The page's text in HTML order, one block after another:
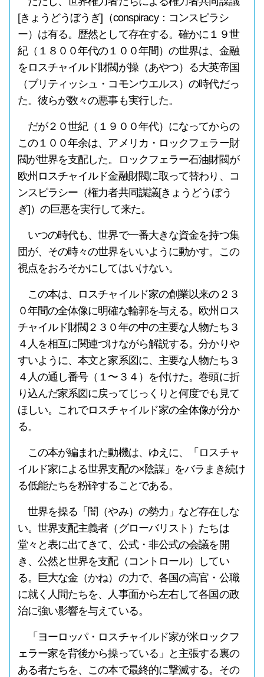
[きょうどうぼうぎ]（conspiracy：コンスピラシ
ー）は有る。歴然として存在する。確かに１９世
紀（１８００年代の１００年間）の世界は、金融
をロスチャイルド財閥が操（あやつ）る大英帝国
（ブリティッシュ・コモンウエルス）の時代だっ
た。彼らが数々の悪事も実行した。
だが２０世紀（１９００年代）になってからの
この１００年余は、アメリカ・ロックフェラー財
閥が世界を支配した。ロックフェラー石油財閥が
欧州ロスチャイルド金融財閥に取って替わり、コ
ンスピラシー（権力者共同謀議[きょうどうぼう
ぎ]）の巨悪を実行して来た。
いつの時代も、世界で一番大きな資金を持つ集
団が、その時々の世界をいいように動かす。この
視点をおろそかにしてはいけない。
この本は、ロスチャイルド家の創業以来の２３
０年間の全体像に明確な輪郭を与える。欧州ロス
チャイルド財閥２３０年の中の主要な人物たち３
４人を相互に関連づけながら解説する。分かりや
すいように、本文と家系図に、主要な人物たち３
４人の通し番号（１〜３４）を付けた。巻頭に折
り込んだ家系図に戻ってじっくりと何度でも見て
ほしい。これでロスチャイルド家の全体像が分か
る。
この本が編まれた動機は、ゆえに、「ロスチャ
イルド家による世界支配の×陰謀」をバラまき続け
る低能たちを粉砕することである。
世界を操る「闇（やみ）の勢力」など存在しな
い。世界支配主義者（グローバリスト）たちは
堂々と表に出てきて、公式・非公式の会議を開
き、公然と世界を支配（コントロール）してい
る。巨大な金（かね）の力で、各国の高官・公職
に就く人間たちを、人事面から左右して各国の政
治に強い影響を与えている。
「ヨーロッパ・ロスチャイルド家が米ロックフ
ェラー家を背後から操っている」と主張する裏の
ある者たちを、この本で最終的に撃滅する。その